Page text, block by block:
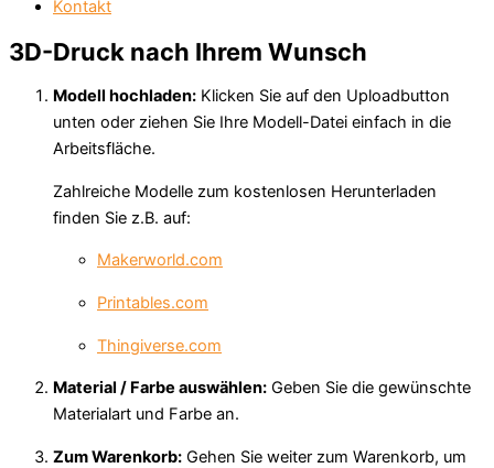
Kontakt
3D-Druck nach Ihrem Wunsch
Modell hochladen: Klicken Sie auf den Uploadbutton
unten oder ziehen Sie Ihre Modell-Datei einfach in die
Arbeitsfläche.
Zahlreiche Modelle zum kostenlosen Herunterladen
finden Sie z.B. auf:
Makerworld.com
Printables.com
Thingiverse.com
Material / Farbe auswählen: Geben Sie die gewünschte
Materialart und Farbe an.
Zum Warenkorb: Gehen Sie weiter zum Warenkorb, um